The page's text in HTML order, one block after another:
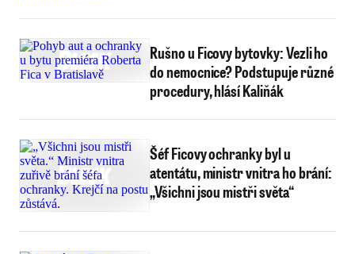
Rušno u Ficovy bytovky: Vezli ho
do nemocnice? Podstupuje různé
procedury, hlásí Kaliňák
Šéf Ficovy ochranky byl u
atentátu, ministr vnitra ho brání:
„Všichni jsou mistři světa“